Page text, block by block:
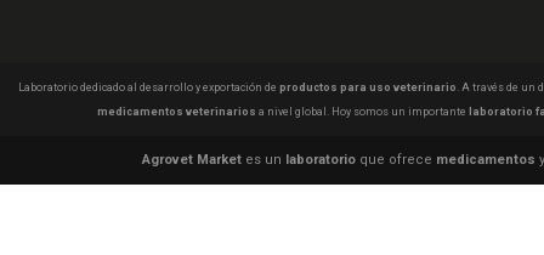
Laboratorio dedicado al desarrollo y exportación de productos para uso veterinario . A través de un
medicamentos veterinarios a nivel global. Hoy somos un importante laboratorio
Agrovet Market es un laboratorio que ofrece medicamentos